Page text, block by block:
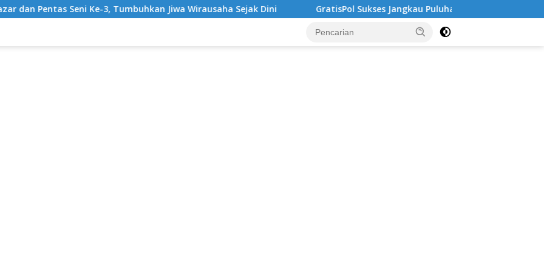
Ke-3, Tumbuhkan Jiwa Wirausaha Sejak Dini GratisPol Sukses Jangkau Puluhan Ribu Mahasiswa, Kampus Diminta